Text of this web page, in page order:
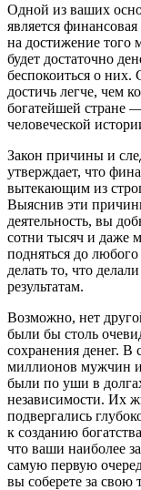
Одной из ваших
является
на достижение того
будет достаточно
беспокоиться о них.
достичь легче,
богатейшей стране
человеческой
Закон причины и
утверждает, что
вытекающим из
Выяснив эти
деятельность, вы
сотни тысяч и даже
подняться до любого
делать то, что
результатам.
Возможно, нет
были бы столь
сохранения денег. В
миллионов мужчин
были по уши в
независимости. Их
подвергались
к созданию
что ваши наиболее
самую первую
вы соберете за свою